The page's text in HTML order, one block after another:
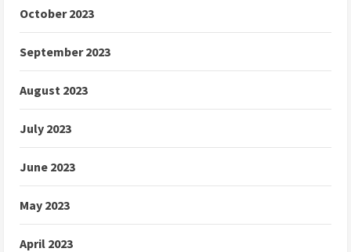
October 2023
September 2023
August 2023
July 2023
June 2023
May 2023
April 2023